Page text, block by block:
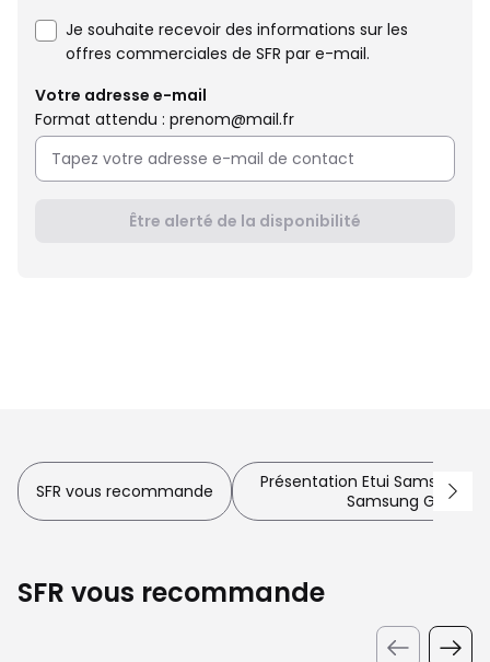
Je souhaite recevoir des informations sur les
offres commerciales de SFR par e-mail.
Votre adresse e-mail
Format attendu : prenom@mail.fr
Être alerté de la disponibilité
SFR vous recommande
Présentation Etui Samsung
Samsung Galaxy
SFR vous recommande